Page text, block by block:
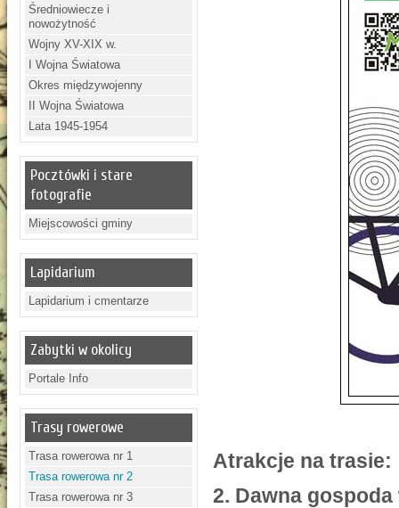
Średniowiecze i
nowożytność
Wojny XV-XIX w.
I Wojna Światowa
Okres międzywojenny
II Wojna Światowa
Lata 1945-1954
Pocztówki i stare
fotografie
Miejscowości gminy
Lapidarium
Lapidarium i cmentarze
Zabytki w okolicy
Portale Info
Trasy rowerowe
Trasa rowerowa nr 1
Trasa rowerowa nr 2
Trasa rowerowa nr 3
Atrakcje na trasie:
2. Dawna